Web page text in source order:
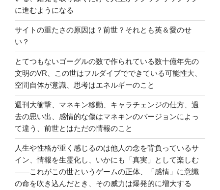
に進むようになる
サイトの重たさの原因は？前世？それとも英＆愛のせ
い？
とてつもないゴーグルの数で作られている数十億年先の
文明のVR、この世はフルダイブでできている可能性大、
空間自体が意識、思考はエネルギーのこと
週刊大衝撃、マネキン移動、キャラチェンジの仕方、過
去の思い出、感情的な傷はマネキンのバージョンによっ
て違う、前世とはただの情報のこと
人生や性格が重く感じるのは他人の念を背負っているサ
イン、情報を生霊化し、いかにも「真実」として楽しむ
――これがこの世というゲームの正体、「感情」に意識
の命を吹き込んだとき、その威力は爆発的に増大する